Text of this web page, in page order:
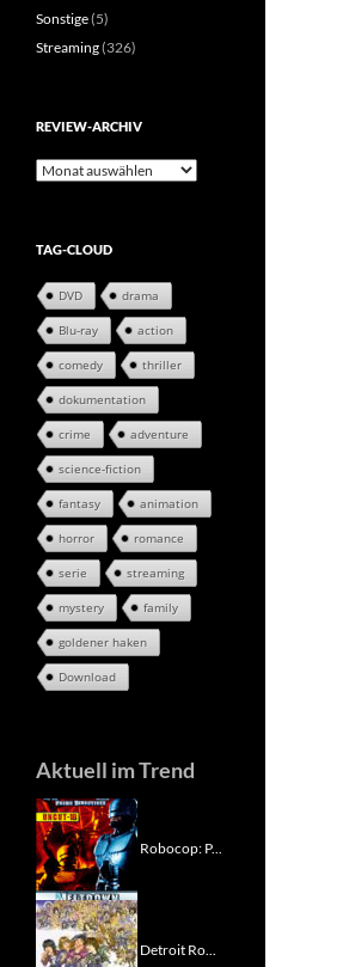
Sonstige(5)
Streaming(326)
REVIEW-ARCHIV
Review-
TAG-CLOUD
DVD drama
Blu-ray action
comedy thriller
dokumentation
crime adventure
science-fiction
fantasy animation
horror romance
serie streaming
mystery family
goldener haken
Download
Aktuell im Trend
Robocop: P...
Detroit Ro...